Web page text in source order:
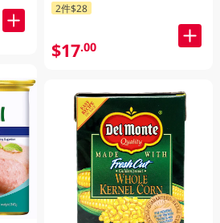
2件$28
$17.00